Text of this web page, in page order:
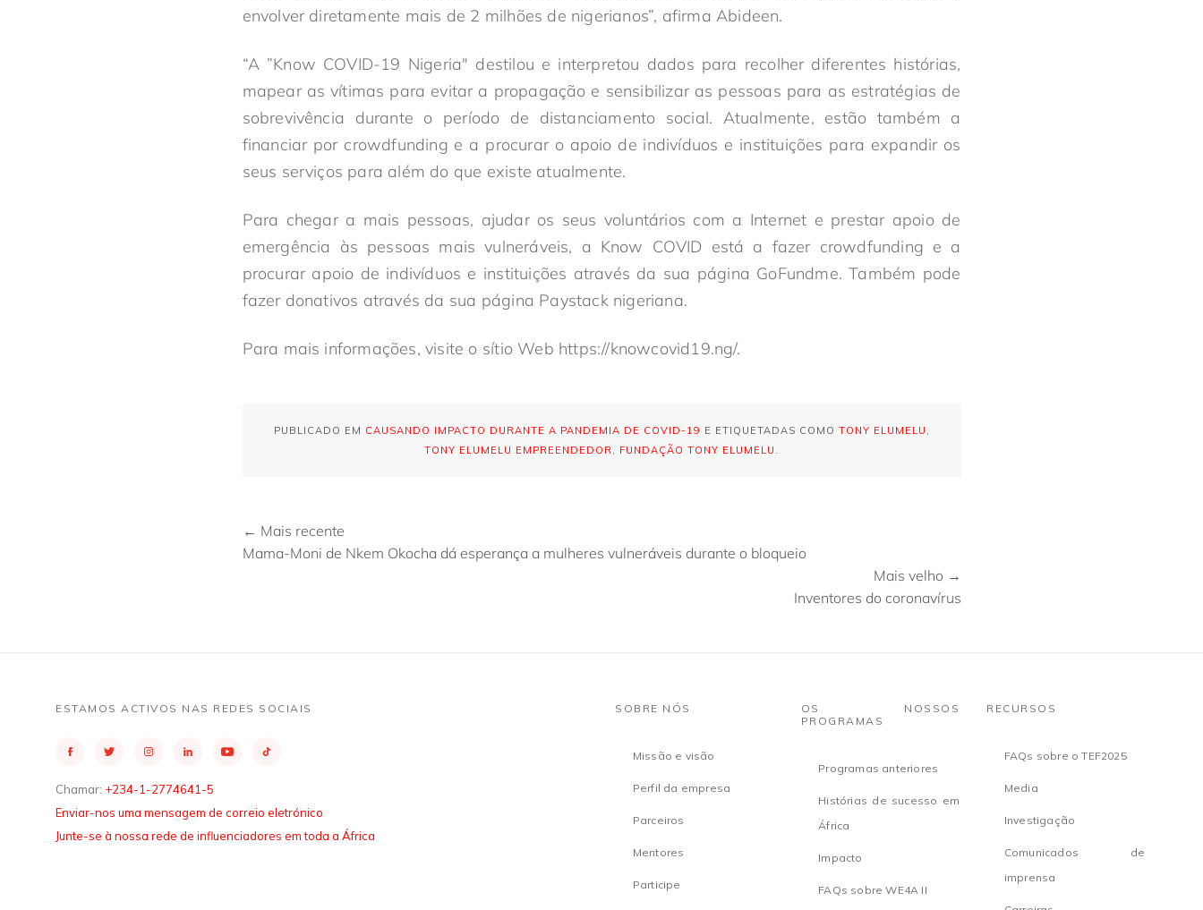
envolver diretamente mais de 2 milhões de nigerianos”, afirma Abideen.
“A ”Know COVID-19 Nigeria" destilou e interpretou dados para recolher diferentes histórias,
mapear as vítimas para evitar a propagação e sensibilizar as pessoas para as estratégias de
sobrevivência durante o período de distanciamento social. Atualmente, estão também a
financiar por crowdfunding e a procurar o apoio de indivíduos e instituições para expandir os
seus serviços para além do que existe atualmente.
Para chegar a mais pessoas, ajudar os seus voluntários com a Internet e prestar apoio de
emergência às pessoas mais vulneráveis, a Know COVID está a fazer crowdfunding e a
procurar apoio de indivíduos e instituições através da sua página GoFundme. Também pode
fazer donativos através da sua página Paystack nigeriana.
Para mais informações, visite o sítio Web https://knowcovid19.ng/.
PUBLICADO EM CAUSANDO IMPACTO DURANTE A PANDEMIA DE COVID-19 E ETIQUETADAS COMO TONY ELUMELU ,
TONY ELUMELU EMPREENDEDOR, FUNDAÇÃO TONY ELUMELU .
← Mais recente
Mama-Moni de Nkem Okocha dá esperança a mulheres vulneráveis durante o bloqueio
Mais velho →
Inventores do coronavírus
ESTAMOS ACTIVOS NAS REDES SOCIAIS
Chamar: +234-1-2774641-5
Enviar-nos uma mensagem de correio eletrónico
Junte-se à nossa rede de influenciadores em toda a África
SOBRE NÓS
Missão e visão
Perfil da empresa
Parceiros
Mentores
Participe
OS NOSSOS
PROGRAMAS
Programas anteriores
Histórias de sucesso em
África
Impacto
FAQs sobre WE4A II
RECURSOS
FAQs sobre o TEF2025
Media
Investigação
Comunicados de
imprensa